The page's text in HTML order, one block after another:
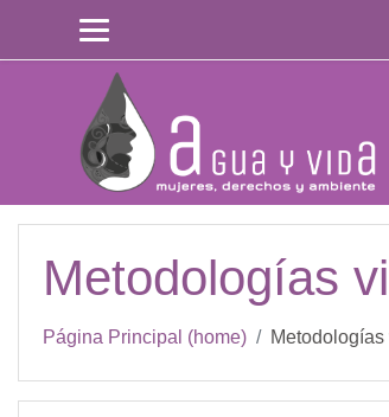
Metodologías
Página Principal (home)